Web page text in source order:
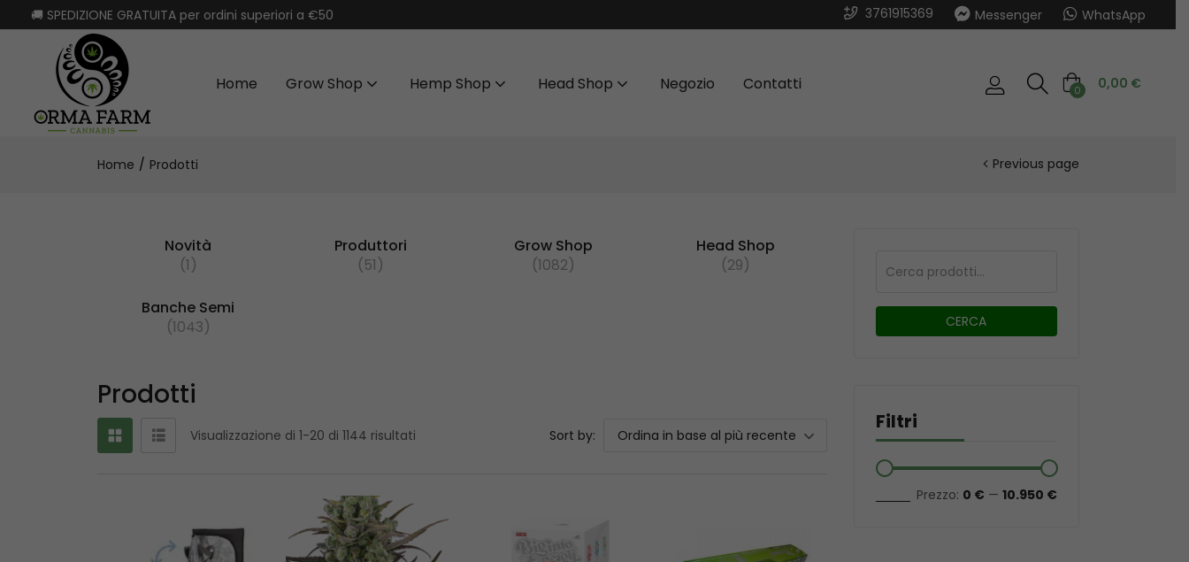
🚚 SPEDIZIONE GRATUITA per ordini superiori a €50 3761915369 Messenger WhatsApp
Home Grow Shop Hemp Shop Head Shop Negozio Contatti 0 0,00 €
Home Prodotti Previous page
CERCA
Filtri
Prezzo: 0 € — 10.950 €
Novità
(1)
Produttori
(51)
Grow Shop
(1082)
Head Shop
(29)
Banche Semi
(1043)
Prodotti
Visualizzazione di 1-20 di 1144 risultati Sort by: Ordina in base al più recente